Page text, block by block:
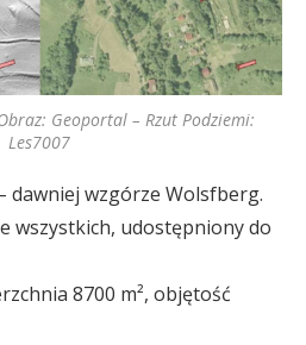
Geoportal – Rzut Podziemi:
Les7007
dawniej wzgórze Wolsfberg.
wszystkich, udostępniony do
8700 m², objętość